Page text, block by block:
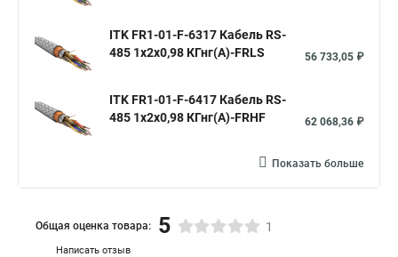
ITK FR1-01-F-6317 Кабель RS-
485 1х2х0,98 КГнг(А)-FRLS
56 733,05 ₽
ITK FR1-01-F-6417 Кабель RS-
485 1х2х0,98 КГнг(А)-FRHF
62 068,36 ₽
Показать больше
Написать отзыв
Общая оценка товара: 5 1